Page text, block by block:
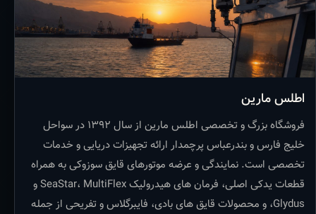
اطلس مارین
فروشگاه بزرگ و تخصصی اطلس مارین از سال ۱۳۹۲ در سواحل
خلیج فارس و بندرعباس پرچمدار ارائه تجهیزات دریایی و خدمات
تخصصی است. نمایندگی و عرضه موتورهای قایق سوزوکی به همراه
قطعات یدکی اصلی، فرمان های هیدرولیک SeaStar، MultiFlex و
Glydus، و محصولات قایق های بادی، فایبرگلاس و تفریحی از جمله